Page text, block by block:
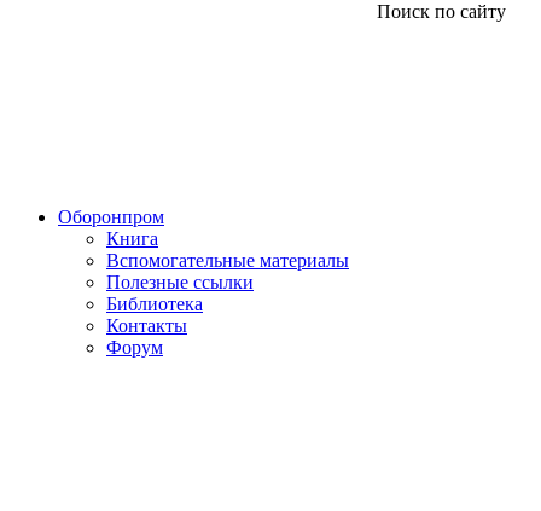
Поиск по сайту
Оборонпром
Книга
Вспомогательные материалы
Полезные ссылки
Библиотека
Контакты
Форум